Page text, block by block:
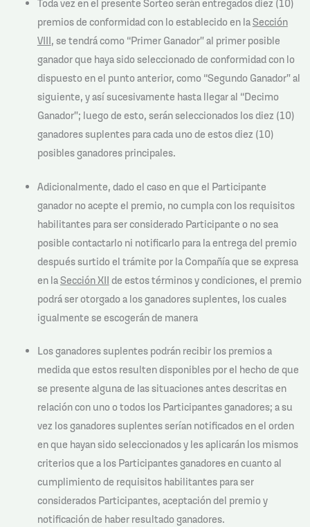
Toda vez en el presente Sorteo serán entregados diez (10)
premios de conformidad con lo establecido en laSección
VIII, se tendrá como “Primer Ganador” al primer posible
ganador que haya sido seleccionado de conformidad con lo
dispuesto en el punto anterior, como “Segundo Ganador” al
siguiente, y así sucesivamente hasta llegar al “Decimo
Ganador”; luego de esto, serán seleccionados los diez (10)
ganadores suplentes para cada uno de estos diez (10)
posibles ganadores principales.
Adicionalmente, dado el caso en que el Participante
ganador no acepte el premio, no cumpla con los requisitos
habilitantes para ser considerado Participante o no sea
posible contactarlo ni notificarlo para la entrega del premio
después surtido el trámite por la Compañía que se expresa
en laSección XII de estos términos y condiciones, el premio
podrá ser otorgado a los ganadores suplentes, los cuales
igualmente se escogerán de manera
Los ganadores suplentes podrán recibir los premios a
medida que estos resulten disponibles por el hecho de que
se presente alguna de las situaciones antes descritas en
relación con uno o todos los Participantes ganadores; a su
vez los ganadores suplentes serían notificados en el orden
en que hayan sido seleccionados y les aplicarán los mismos
criterios que a los Participantes ganadores en cuanto al
cumplimiento de requisitos habilitantes para ser
considerados Participantes, aceptación del premio y
notificación de haber resultado ganadores.